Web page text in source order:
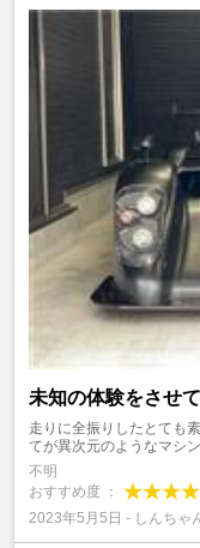
未知の体験をさせ
走りに全振りしたとても
てが異次元のようなマシ
不明
おすすめ度 ：
2023年5月5日 - しんちゃ